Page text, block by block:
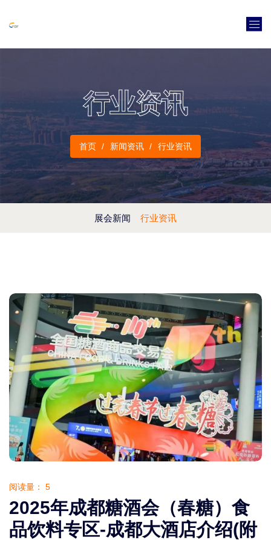
行业资讯
首页 新闻资讯 行业资讯
展会新闻 行业资讯
阅读量： 5
2025年成都糖酒会（春糖）食
品饮料专区-成都大酒店介绍(附